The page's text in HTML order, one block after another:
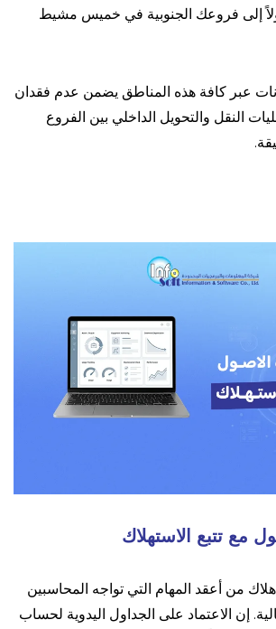
إلى فروعك الجنوبية في خميس مشيط
عبر كافة هذه المناطق يضمن عدم فقدان
النقل والتحويل الداخلي بين الفروع
مع تتبع الاستهلاك
من أعقد المهام التي تواجه المحاسبين
إن الاعتماد على الجداول اليدوية لحساب